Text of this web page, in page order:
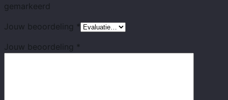
gemarkeerd
Jouw beoordeling *
Jouw beoordeling *